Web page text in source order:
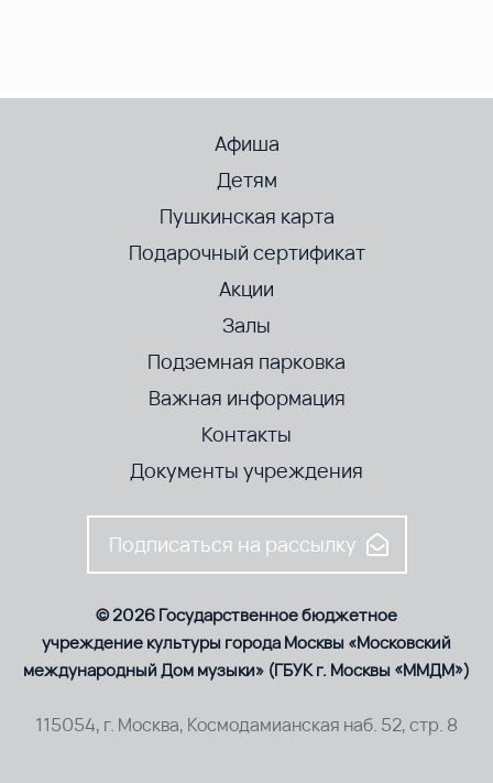
Афиша
Детям
Пушкинская карта
Подарочный сертификат
Акции
Залы
Подземная парковка
Важная информация
Контакты
Документы учреждения
Подписаться на рассылку
© 2026 Государственное бюджетное
учреждение культуры города Москвы «Московский
международный Дом музыки» (ГБУК г. Москвы «ММДМ»)
115054, г. Москва, Космодамианская наб. 52, стр. 8